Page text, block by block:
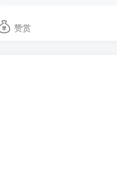
赞赏